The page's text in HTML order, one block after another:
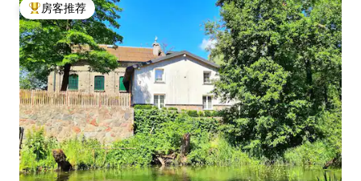
热门「房客推荐」
房客推荐